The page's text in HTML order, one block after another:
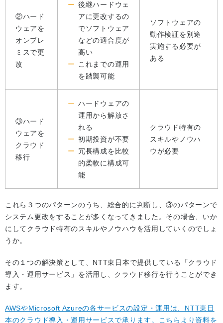
②ハード
ウェアを
オンプレ
ミスで更
改
後継ハードウェ
アに更改するの
でソフトウェア
などの適合度が
高い
これまでの運用
を踏襲可能
ソフトウェアの
動作検証を別途
実施する必要が
ある
③ハード
ウェアを
クラウド
移行
ハードウェアの
運用から解放さ
れる
初期投資が不要
冗長構成を比較
的柔軟に構成可
能
クラウド特有の
スキルやノウハ
ウが必要
これら３つのパターンのうち、総合的に判断し、③のパターンで
システム更改をすることが多くなってきました。その場合、いか
にしてクラウド特有のスキルやノウハウを活用していくのでしょ
うか。
その１つの解決策として、NTT東日本で提供している「クラウド
導入・運用サービス」を活用し、クラウド移行を行うことができ
ます。
AWSやMicrosoft Azureの各サービスの設定・運用は、NTT東日
本のクラウド導入・運用サービスで承ります。こちらより資料を